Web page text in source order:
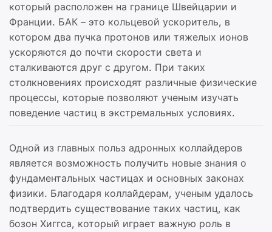
который расположен на границе Швейцарии и
Франции. БАК – это кольцевой ускоритель, в
котором два пучка протонов или тяжелых ионов
ускоряются до почти скорости света и
сталкиваются друг с другом. При таких
столкновениях происходят различные физические
процессы, которые позволяют ученым изучать
поведение частиц в экстремальных условиях.
Одной из главных польз адронных коллайдеров
является возможность получить новые знания о
фундаментальных частицах и основных законах
физики. Благодаря коллайдерам, ученым удалось
подтвердить существование таких частиц, как
бозон Хиггса, который играет важную роль в